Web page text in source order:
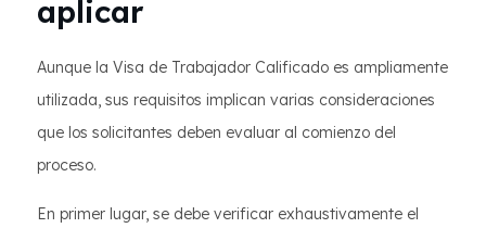
aplicar
Aunque la Visa de Trabajador Calificado es ampliamente
utilizada, sus requisitos implican varias consideraciones
que los solicitantes deben evaluar al comienzo del
proceso.
En primer lugar, se debe verificar exhaustivamente el